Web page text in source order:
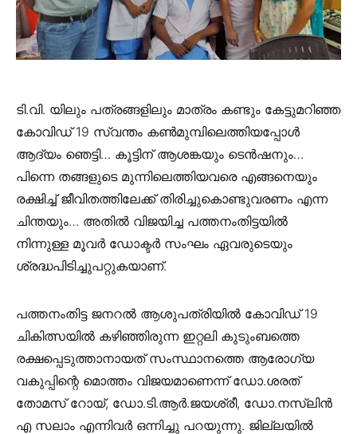
ടി.വി. യിലും പത്രങ്ങളിലും മാത്രം കണ്ടും കേട്ടുമറിഞ്ഞ
കോവിഡ് 19 സ്വന്തം കണ്‍മുമ്പിലെത്തിയപ്പോള്‍
ആദ്യം ഞെട്ടി… കൂട്ടിന് ആശങ്കയും ടെന്‍ഷനും…
പിന്നെ തങ്ങളുടെ മുന്നിലെത്തിയവരെ എങ്ങനെയും
രക്ഷിച്ച് ജീവിതത്തിലേക്ക് തിരിച്ചുകൊണ്ടുവരണം എന്ന
ചിന്തയും… അതില്‍ വിജയിച്ച പത്തനംതിട്ടയില്‍
നിന്നുള്ള മൂവര്‍ ഡോക്ടര്‍ സംഘം ഏവരുടെയും
ശ്രദ്ധപിടിച്ചുപറ്റുകയാണ്.
പത്തനംതിട്ട ജനറല്‍ ആശുപത്രിയില്‍ കോവിഡ് 19
ചികിത്സയില്‍ കഴിഞ്ഞിരുന്ന ഇറ്റലി കുടുംബത്തെ
രക്ഷപ്പെടുത്താനായത് സംസ്ഥാനത്തെ ആരോഗ്യ
വകുപ്പിന്റെ മൊത്തം വിജയമാണെന്ന് ഡോ.ശരത്
തോമസ് റോയ്, ഡോ.ടി.ആര്‍.ജയശ്രീ, ഡോ.നസ്ലിന്‍
എ സലാം എന്നിവര്‍ ഒന്നിച്ചു പറയുന്നു. ജില്ലയില്‍